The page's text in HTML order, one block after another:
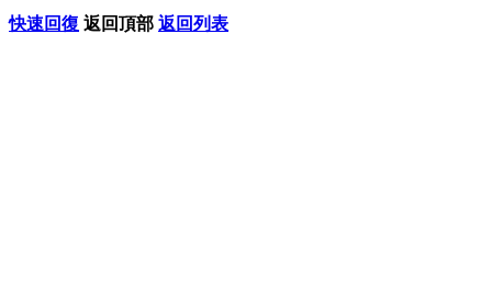
快速回復 返回頂部 返回列表